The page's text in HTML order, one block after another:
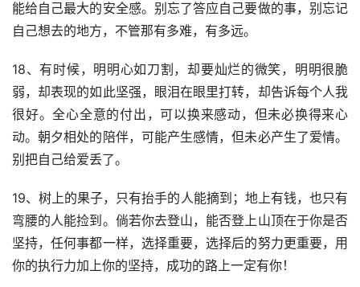
能给自己最大的安全感。别忘了答应自己要做的事，别忘记
自己想去的地方，不管那有多难，有多远。
18、有时候，明明心如刀割，却要灿烂的微笑，明明很脆
弱，却表现的如此坚强，眼泪在眼里打转，却告诉每个人我
很好。全心全意的付出，可以换来感动，但未必换得来心
动。朝夕相处的陪伴，可能产生感情，但未必产生了爱情。
别把自己给爱丢了。
19、树上的果子，只有抬手的人能摘到；地上有钱，也只有
弯腰的人能捡到。倘若你去登山，能否登上山顶在于你是否
坚持，任何事都一样，选择重要，选择后的努力更重要，用
你的执行力加上你的坚持，成功的路上一定有你！